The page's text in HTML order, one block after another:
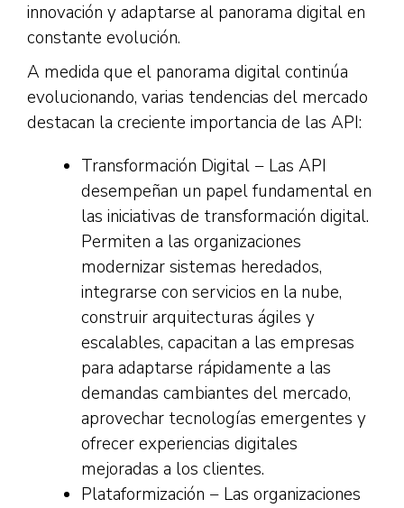
innovación y adaptarse al panorama digital en
constante evolución.
A medida que el panorama digital continúa
evolucionando, varias tendencias del mercado
destacan la creciente importancia de las API:
Transformación Digital − Las API
desempeñan un papel fundamental en
las iniciativas de transformación digital.
Permiten a las organizaciones
modernizar sistemas heredados,
integrarse con servicios en la nube,
construir arquitecturas ágiles y
escalables, capacitan a las empresas
para adaptarse rápidamente a las
demandas cambiantes del mercado,
aprovechar tecnologías emergentes y
ofrecer experiencias digitales
mejoradas a los clientes.
Plataformización − Las organizaciones